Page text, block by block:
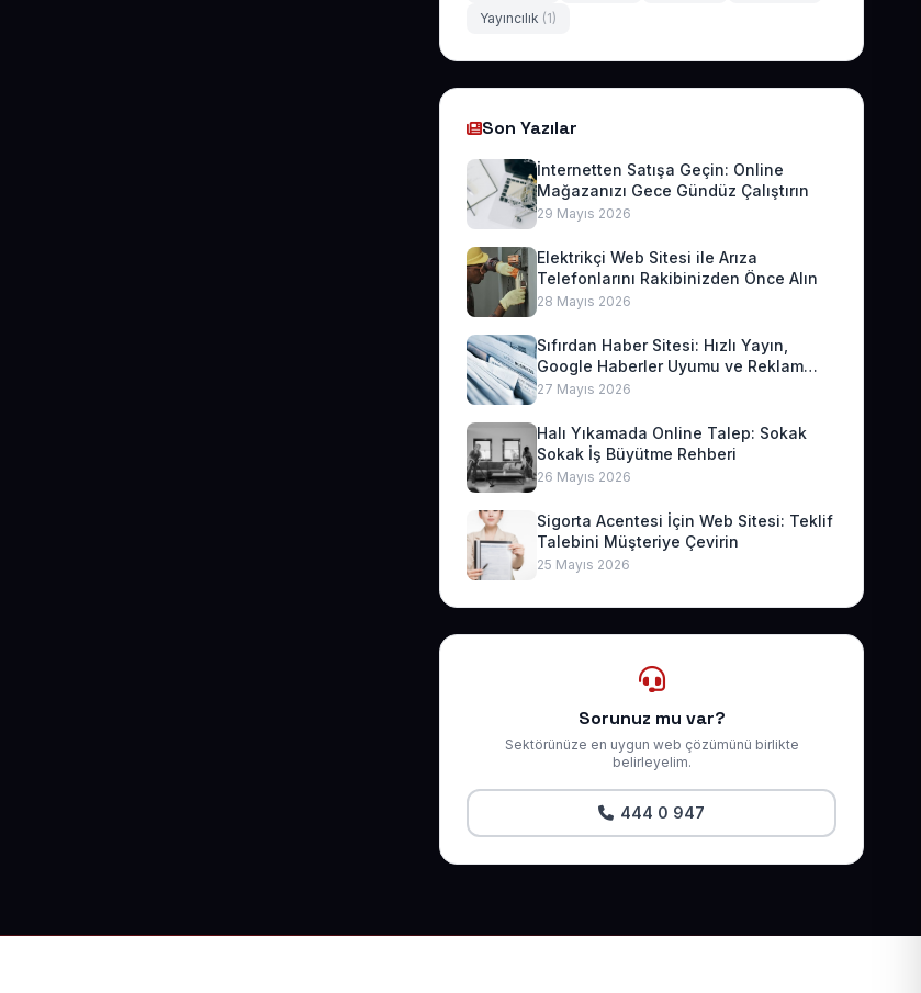
Yayıncılık (1)
Son Yazılar
İnternetten Satışa Geçin: Online
Mağazanızı Gece Gündüz Çalıştırın
29 Mayıs 2026
Elektrikçi Web Sitesi ile Arıza
Telefonlarını Rakibinizden Önce Alın
28 Mayıs 2026
Sıfırdan Haber Sitesi: Hızlı Yayın,
Google Haberler Uyumu ve Reklam
Geliri
27 Mayıs 2026
Halı Yıkamada Online Talep: Sokak
Sokak İş Büyütme Rehberi
26 Mayıs 2026
Sigorta Acentesi İçin Web Sitesi: Teklif
Talebini Müşteriye Çevirin
25 Mayıs 2026
Sorunuz mu var?
Sektörünüze en uygun web çözümünü birlikte
belirleyelim.
444 0 947